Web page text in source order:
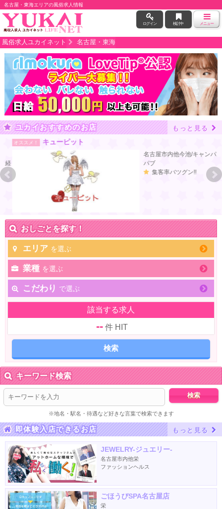
名古屋・東海エリアの風俗求人情報
ログイン 検討中 メニュー
風俗求人ユカイネット 名古屋・東海
ユカイおすすめのお店 もっと見る
オススメ！ キューピット
名古屋市内他今池/キャンパス
パブ
集客率バツグン!!
おしごとを探す！
エリア を選ぶ
業種 を選ぶ
こだわり で選ぶ
該当する求人
-- 件 HIT
キーワード検索
※地名・駅名・待遇など好きな言葉で検索できます
即体験入店できるお店 もっと見る
JEWELRY-ジュエリー-
名古屋市内他栄
ファッションヘルス
ごほうびSPA名古屋店
栄